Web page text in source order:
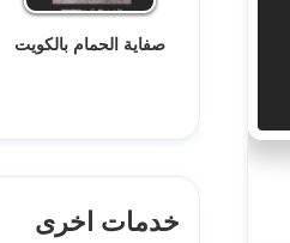
صفاية الحمام بالكويت
خدمات اخرى